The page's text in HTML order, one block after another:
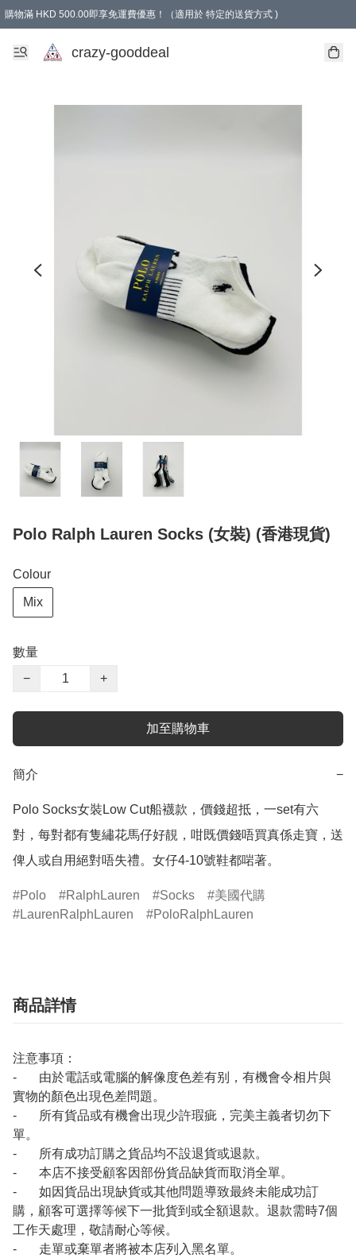
購物滿 HKD 500.00即享免運費優惠！（適用於 特定的送貨方式 )
成為會員可享免費禮品
crazy-gooddeal
Polo Ralph Lauren Socks (女裝) (香港現貨)
Colour
Mix
數量
−
+
加至購物車
簡介 −
Polo Socks女裝Low Cut船襪款，價錢超抵，一set有六
對，每對都有隻繡花馬仔好靚，咁既價錢唔買真係走寶，送
俾人或自用絕對唔失禮。女仔4-10號鞋都啱著。
Polo RalphLauren Socks
美國代購
LaurenRalphLauren
PoloRalphLauren
商品詳情
注意事項：
- 由於電話或電腦的解像度色差有别，有機會令相片與
實物的顏色出現色差問題。
- 所有貨品或有機會出現少許瑕疵，完美主義者切勿下
單。
- 所有成功訂購之貨品均不設退貨或退款。
- 本店不接受顧客因部份貨品缺貨而取消全單。
- 如因貨品出現缺貨或其他問題導致最終未能成功訂
購，顧客可選擇等候下一批貨到或全額退款。退款需時7個
工作天處理，敬請耐心等候。
- 走單或棄單者將被本店列入黑名單。